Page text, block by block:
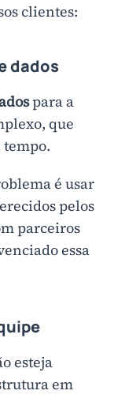
clientes:
dados
para a
que
tempo.
é usar
pelos
parceiros
essa
esteja
em